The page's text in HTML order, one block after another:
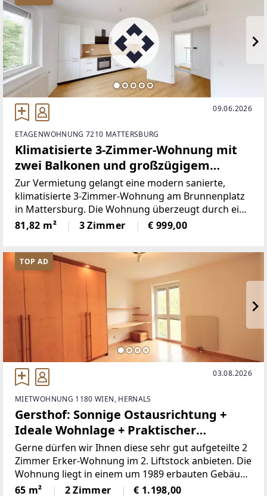
09.06.2026
ETAGENWOHNUNG 7210 MATTERSBURG
Klimatisierte 3-Zimmer-Wohnung mit
zwei Balkonen und großzügigem
Wohn-/Essbereich in Mattersburg
Zur Vermietung gelangt eine modern sanierte,
klimatisierte 3-Zimmer-Wohnung am Brunnenplatz
in Mattersburg. Die Wohnung überzeugt durch eine
helle, zeitgemäße Raumaufteilung, zwei Balkone bei
den Schlafzimmern sowie einen großzügigen
Küchen- und Wohnbereich.Die
81,82 m² 3 Zimmer € 999,00
TOP AD
03.08.2026
MIETWOHNUNG 1180 WIEN, HERNALS
Gersthof: Sonnige Ostausrichtung +
Ideale Wohnlage + Praktischer
Grundriss + Nähe Fuchu-Park
Gerne dürfen wir Ihnen diese sehr gut aufgeteilte 2
Zimmer Erker-Wohnung im 2. Liftstock anbieten. Die
Wohnung liegt in einem um 1989 erbauten Gebäude
mit Tiefgarage (optional 125€/Monat brutto für
65 m² 2 Zimmer € 1.198,00